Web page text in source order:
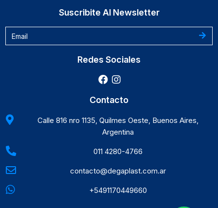
Suscribite Al Newsletter
Redes Sociales
Contacto
Calle 816 nro 1135, Quilmes Oeste, Buenos Aires,
Argentina
011 4280-4766
contacto@degaplast.com.ar
+5491170449660